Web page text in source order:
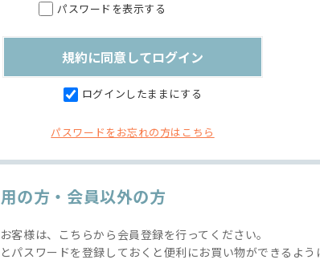
パスワードを表示する
ログインしたままにする
パスワードをお忘れの方はこちら
の方・会員以外の方
客様は、こちらから会員登録を行ってください。
パスワードを登録しておくと便利にお買い物ができるよう